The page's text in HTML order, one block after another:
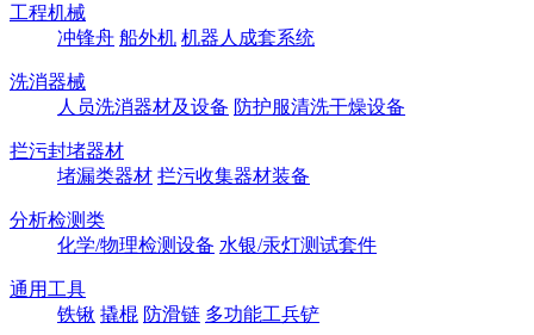
工程机械
冲锋舟 船外机 机器人成套系统
洗消器械
人员洗消器材及设备 防护服清洗干燥设备
拦污封堵器材
堵漏类器材 拦污收集器材装备
分析检测类
化学/物理检测设备 水银/汞灯测试套件
通用工具
铁锹 撬棍 防滑链 多功能工兵铲